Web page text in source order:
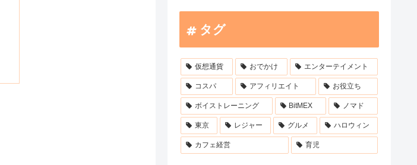
タグ
仮想通貨 おでかけ エンターテイメント
コスパ アフィリエイト お役立ち
ボイストレーニング BitMEX ノマド
東京 レジャー グルメ ハロウィン
カフェ経営 育児